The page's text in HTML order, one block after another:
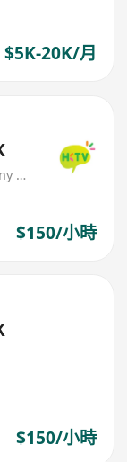
$5K-20K/月
Hong Kong Technology Venture Company Limited(HKTV)
$150/小時
$150/小時